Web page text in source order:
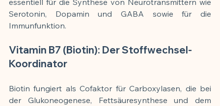
Serotonin, Dopamin und GABA sowie für die
Immunfunktion.
Vitamin B7 (Biotin): Der Stoffwechsel-
Koordinator
Biotin fungiert als Cofaktor für Carboxylasen, die bei
der Glukoneogenese, Fettsäuresynthese und dem